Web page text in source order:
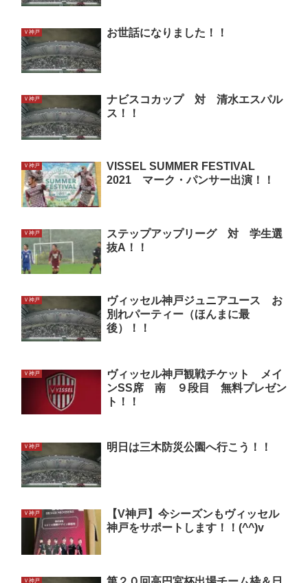
Ｖ神戸 お世話になりました！！
Ｖ神戸
ナビスコカップ 対 清水エスパル
ス！！
Ｖ神戸
VISSEL SUMMER FESTIVAL
2021 マーク・パンサー出演！！
Ｖ神戸
ステップアップリーグ 対 学生選
抜A！！
Ｖ神戸
ヴィッセル神戸ジュニアユース お
別れパーティー（ほんまに最
後）！！
Ｖ神戸
ヴィッセル神戸観戦チケット メイ
ンSS席 南 ９段目 無料プレゼン
ト！！
Ｖ神戸 明日は三木防災公園へ行こう！！
Ｖ神戸
【V神戸】今シーズンもヴィッセル
神戸をサポートします！！(^^)v
Ｖ神戸